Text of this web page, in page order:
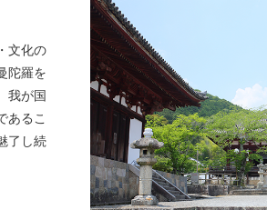
文化の
陀羅を
我が国
あるこ
了し続